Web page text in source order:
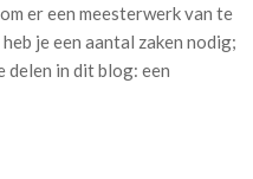
er een meesterwerk van te
je een aantal zaken nodig;
delen in dit blog: een